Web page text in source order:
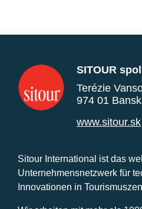
SITOUR
Terézie
974 01
www.sitour.sk
Sitour International ist das
Unternehmensnetzwerk für
Innovationen in